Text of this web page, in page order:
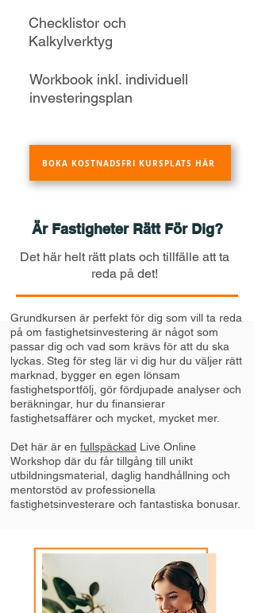
BOKA KOSTNADSFRI KURSPLATS HÄR
Är Fastigheter Rätt För Dig?
Checklistor och
Kalkylverktyg
Workbook inkl. individuell
investeringsplan
Det här helt rätt plats och tillfälle att ta
reda på det!
Grundkursen är perfekt för dig som vill ta reda
på om fastighetsinvestering är något som
passar dig och vad som krävs för att du ska
lyckas. Steg för steg lär vi dig hur du väljer rätt
marknad, bygger en egen lönsam
fastighetsportfölj, gör fördjupade analyser och
beräkningar, hur du finansierar
fastighetsaffärer och mycket, mycket mer.
Det här är en fullspäckad Live Online
Workshop där du får tillgång till unikt
utbildningsmaterial, daglig handhållning och
mentorstöd av professionella
fastighetsinvesterare och fantastiska bonusar.